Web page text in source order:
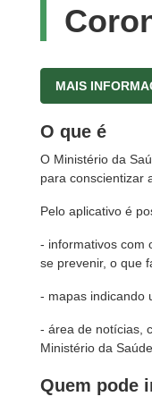
MAIS
O que é
O Ministério da
para conscientizar
Pelo aplicativo é
- informativos com
se prevenir, o que
- mapas indicando
- área de notícias,
Ministério da Saúde
Quem pode